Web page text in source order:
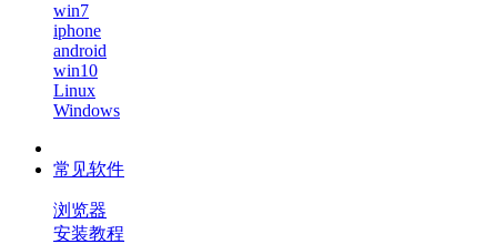
win7
iphone
android
win10
Linux
Windows
常见软件
浏览器
安装教程